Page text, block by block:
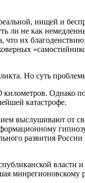
нищей и
ли не как
что их
Но суть
Однако
катастрофе.
выслушивают от
развития
минрегионовскому